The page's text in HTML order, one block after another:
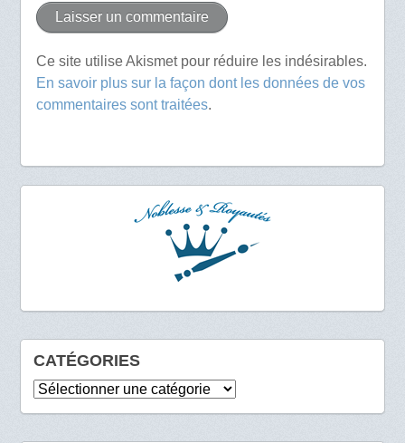
Ce site utilise Akismet pour réduire les indésirables.
En savoir plus sur la façon dont les données de vos
commentaires sont traitées.
CATÉGORIES
Catégories